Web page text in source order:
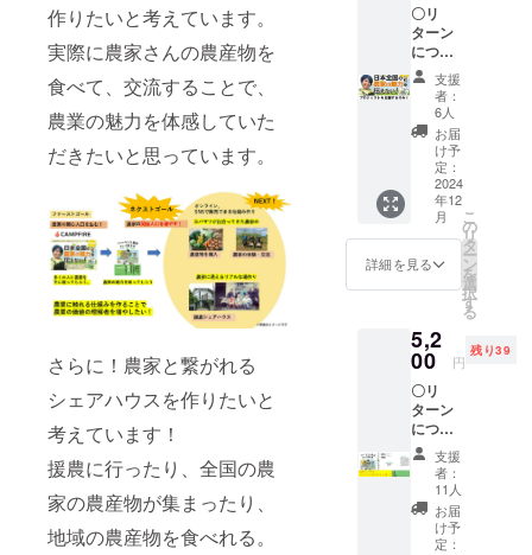
作りたいと考えています。
実際に農家さんの農産物を
食べて、交流することで、
農業の魅力を体感していた
だきたいと思っています。
さらに！農家と繋がれる
シェアハウスを作りたいと
考えています！
援農に行ったり、全国の農
家の農産物が集まったり、
地域の農産物を食べれる。
〇リ
ターン
につい
て〇
（書籍
なし）
※プロ
ジェク
トをた
だただ
応援し
ていた
だける
方のた
めのリ
ターン
ます。
ご支援
いただ
いた資
金で、
書籍を
PRさせ
ていた
だき、
農業の
魅力を
全力で
支援
者：
6人
お届
け予
定：
2024
年12
月
詳細を見る
こ
の
リ
タ
ー
ン
を
選
択
す
る
5,2
00 円
残り39
〇リ
ターン
につい
て〇 ①
コバマ
ツのサ
イン入
り「フ
リーラ
支援
者：
11人
お届
け予
定：